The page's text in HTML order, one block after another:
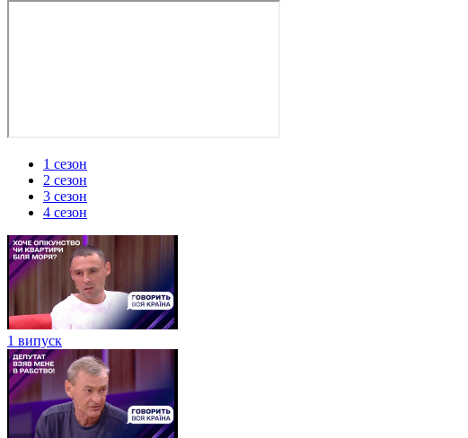
1 сезон
2 сезон
3 сезон
4 сезон
1 випуск